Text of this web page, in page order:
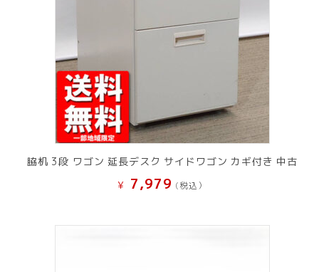
脇机 3段 ワゴン 延長デスク サイドワゴン カギ付き 中古
¥ 7,979 (税込）